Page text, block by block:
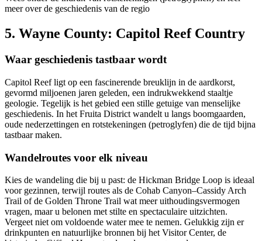
meer over de geschiedenis van de regio
5. Wayne County: Capitol Reef Country
Waar geschiedenis tastbaar wordt
Capitol Reef ligt op een fascinerende breuklijn in de aardkorst,
gevormd miljoenen jaren geleden, een indrukwekkend staaltje
geologie. Tegelijk is het gebied een stille getuige van menselijke
geschiedenis. In het Fruita District wandelt u langs boomgaarden,
oude nederzettingen en rotstekeningen (petroglyfen) die de tijd bijna
tastbaar maken.
Wandelroutes voor elk niveau
Kies de wandeling die bij u past: de Hickman Bridge Loop is ideaal
voor gezinnen, terwijl routes als de Cohab Canyon–Cassidy Arch
Trail of de Golden Throne Trail wat meer uithoudingsvermogen
vragen, maar u belonen met stilte en spectaculaire uitzichten.
Vergeet niet om voldoende water mee te nemen. Gelukkig zijn er
drinkpunten en natuurlijke bronnen bij het Visitor Center, de